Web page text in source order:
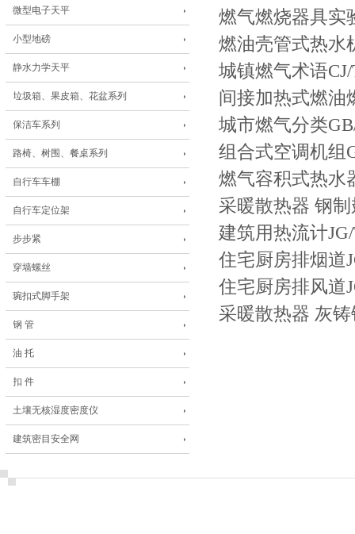
微型电子天平
小型地磅
静水力学天平
垃圾箱、果皮箱、花盆系列
保洁车系列
路椅、树围、餐桌系列
自行车车棚
自行车定位架
步步紧
穿墙螺丝
琬扣式脚手架
钢 管
油 托
扣 件
土壤无核湿度密度仪
建筑密目安全网
燃气燃烧器具
燃油壳管式热水
城镇燃气术语
间接加热式燃油
城市燃气分类
组合式空调机组
燃气容积式热水
采暖散热器 钢
建筑用热流计
住宅厨房排烟道
住宅厨房排风道
采暖散热器 灰